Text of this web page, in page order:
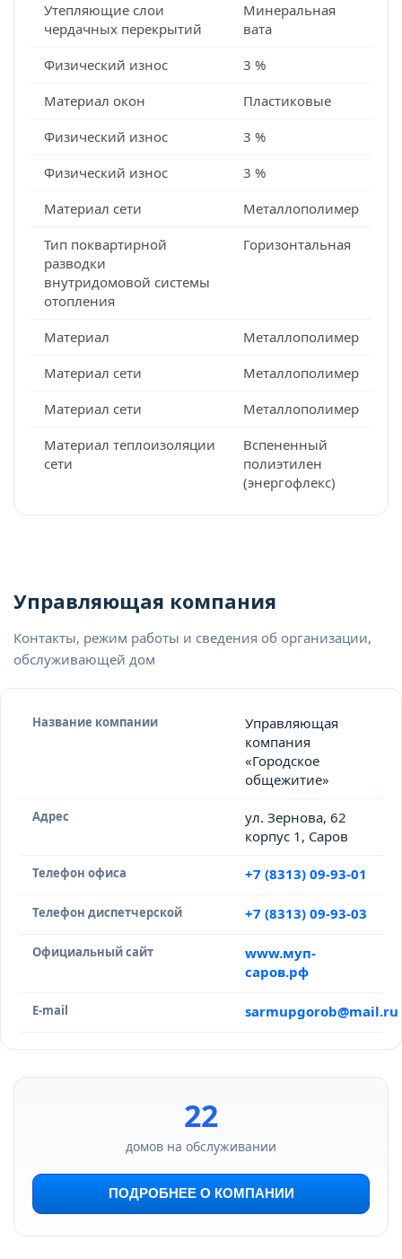
Утепляющие слои
чердачных перекрытий
Минеральная
вата
Физический износ
3 %
Материал окон
Пластиковые
Физический износ
3 %
Физический износ
3 %
Материал сети
Металлополимер
Тип поквартирной
разводки
внутридомовой системы
отопления
Горизонтальная
Материал
Металлополимер
Материал сети
Металлополимер
Материал сети
Металлополимер
Материал теплоизоляции
сети
Вспененный
полиэтилен
(энергофлекс)
Управляющая компания
Контакты, режим работы и сведения об организации,
обслуживающей дом
Название компании
Управляющая
компания
«Городское
общежитие»
Адрес
ул. Зернова, 62
корпус 1, Саров
Телефон офиса +7 (8313) 09-93-01
Телефон диспетчерской +7 (8313) 09-93-03
Официальный сайт
www.муп-
саров.рф
E-mail sarmupgorob@mail.ru
22
домов на обслуживании
ПОДРОБНЕЕ О КОМПАНИИ